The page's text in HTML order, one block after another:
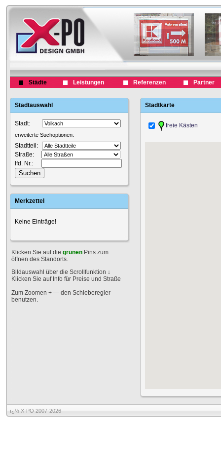
Städte Leistungen Referenzen Partner
Stadtauswahl
Stadt:
erweiterte Suchoptionen:
Stadtteil:
Straße:
lfd. Nr.:
Merkzettel
Keine Einträge!
Klicken Sie auf die grünen Pins zum
öffnen des Standorts.
Bildauswahl über die Scrollfunktion ↓
Klicken Sie auf Info für Preise und Straße
Zum Zoomen + — den Schieberegler
benutzen.
Stadtkarte
freie Kästen
ï¿½ X-PO 2007-2026